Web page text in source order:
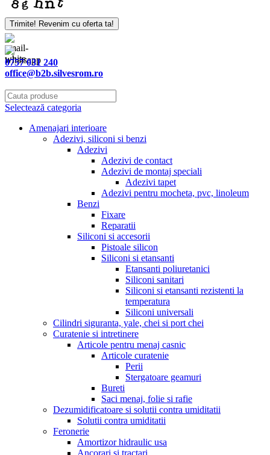
Trimite! Revenim cu oferta ta!
Phone
Number
0757 031 240
office@b2b.silvesrom.ro
Selectează categoria
Amenajari interioare
Adezivi, siliconi si benzi
Adezivi
Adezivi de contact
Adezivi de montaj speciali
Adezivi tapet
Adezivi pentru mocheta, pvc, linoleum
Benzi
Fixare
Reparatii
Siliconi si accesorii
Pistoale silicon
Siliconi si etansanti
Etansanti poliuretanici
Siliconi sanitari
Siliconi si etansanti rezistenti la
temperatura
Siliconi universali
Cilindri siguranta, yale, chei si port chei
Curatenie si intretinere
Articole pentru menaj casnic
Articole curatenie
Perii
Stergatoare geamuri
Bureti
Saci menaj, folie si rafie
Dezumidificatoare si solutii contra umiditatii
Solutii contra umiditatii
Feronerie
Amortizor hidraulic usa
Ancorari si tractari